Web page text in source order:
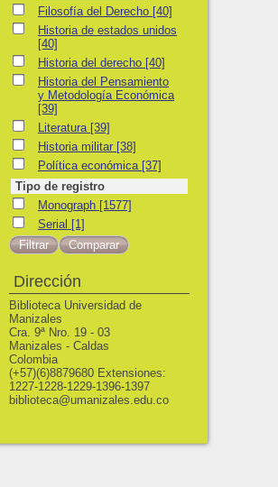
Filosofía del Derecho
Filosofía del Derecho [40]
Historia de estados unidos
Historia de estados unidos
[40]
Historia del derecho
Historia del derecho [40]
Historia del Pensamiento y Metodología Económica
Historia del Pensamiento
y Metodología Económica
[39]
LiteraturaLiteratura [39]
Historia militar
Historia militar [38]
Política económica
Política económica [37]
Tipo de registro
Monograph
Monograph [1577]
SerialSerial [1]
Dirección
Biblioteca Universidad de
Manizales
Cra. 9ª Nro. 19 - 03
Manizales - Caldas
Colombia
(+57)(6)8879680 Extensiones:
1227-1228-1229-1396-1397
biblioteca@umanizales.edu.co